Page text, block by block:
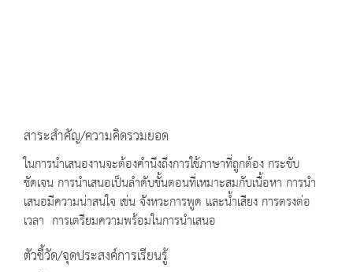
สาระสำคัญ/ความคิดรวมยอด
ในการนำเสนองานจะต้องคำนึงถึงการใช้ภาษาที่ถูกต้อง กระชับ
ชัดเจน การนำเสนอเป็นลำดับขั้นตอนที่เหมาะสมกับเนื้อหา การนำ
เสนอมีความน่าสนใจ เช่น จังหวะการพูด และน้ำเสียง การตรงต่อ
เวลา การเตรียมความพร้อมในการนำเสนอ
ตัวชี้วัด/จุดประสงค์การเรียนรู้